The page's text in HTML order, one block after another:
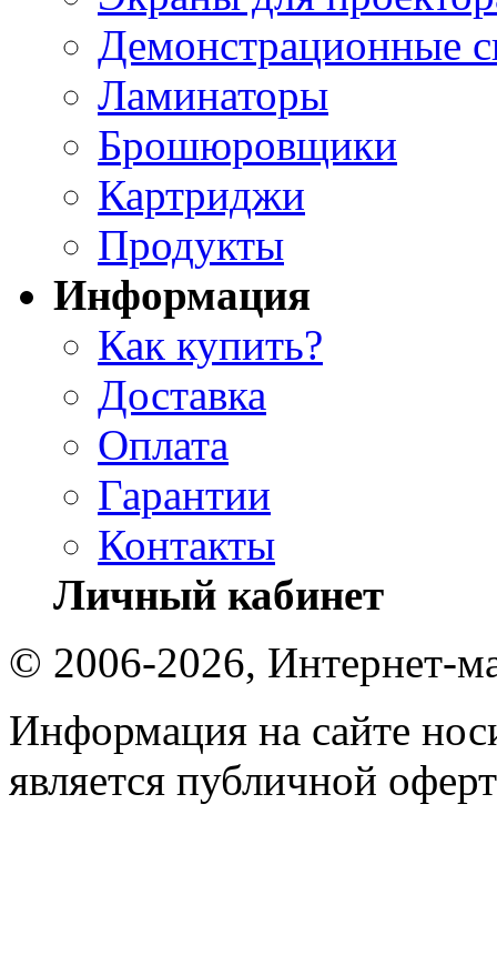
Демонстрационные
Ламинаторы
Брошюровщики
Картриджи
Продукты
Информация
Как купить?
Доставка
Оплата
Гарантии
Контакты
Личный кабинет
© 2006-2026, Интернет-
Информация на сайте
является публичной